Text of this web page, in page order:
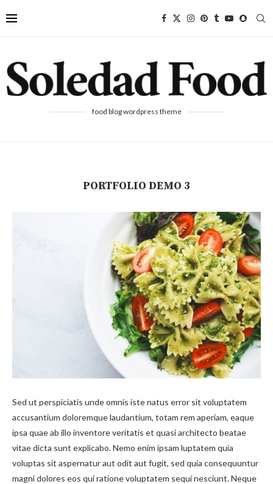
food blog wordpress theme
PORTFOLIO DEMO 3
Sed ut perspiciatis unde omnis iste natus error sit voluptatem
accusantium doloremque laudantium, totam rem aperiam, eaque
ipsa quae ab illo inventore veritatis et quasi architecto beatae
vitae dicta sunt explicabo. Nemo enim ipsam luptatem quia
voluptas sit aspernatur aut odit aut fugit, sed quia consequuntur
magni dolores eos qui ratione voluptatem sequi nesciunt. Neque